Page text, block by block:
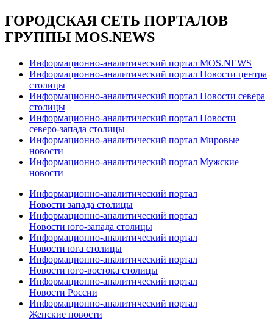
ГОРОДСКАЯ СЕТЬ ПОРТАЛОВ
ГРУППЫ MOS.NEWS
Информационно-аналитический портал MOS.NEWS
Информационно-аналитический портал Новости центра
столицы
Информационно-аналитический портал Новости севера
столицы
Информационно-аналитический портал Новости
северо-запада столицы
Информационно-аналитический портал Мировые
новости
Информационно-аналитический портал Мужские
новости
Информационно-аналитический портал
Новости запада столицы
Информационно-аналитический портал
Новости юго-запада столицы
Информационно-аналитический портал
Новости юга столицы
Информационно-аналитический портал
Новости юго-востока столицы
Информационно-аналитический портал
Новости России
Информационно-аналитический портал
Женские новости